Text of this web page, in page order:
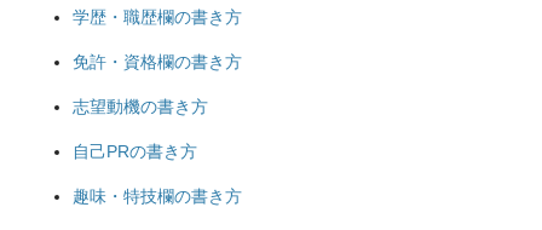
学歴・職歴欄の書き方
免許・資格欄の書き方
志望動機の書き方
自己PRの書き方
趣味・特技欄の書き方